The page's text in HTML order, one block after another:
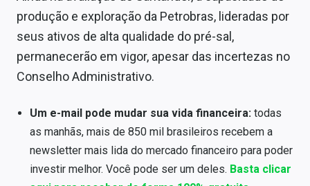
produção e exploração da Petrobras, lideradas por
seus ativos de alta qualidade do pré-sal,
permanecerão em vigor, apesar das incertezas no
Conselho Administrativo.
Um e-mail pode mudar sua vida financeira:todas
as manhãs, mais de 850 mil brasileiros recebem a
newsletter mais lida do mercado financeiro para poder
investir melhor. Você pode ser um deles. Basta clicar